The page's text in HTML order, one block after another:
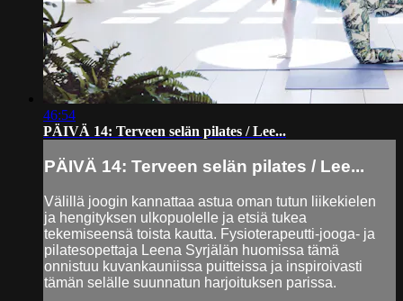
46:54
PÄIVÄ 14: Terveen selän pilates / Lee...
PÄIVÄ 14: Terveen selän pilates / Lee...
Välillä joogin kannattaa astua oman tutun liikekielen
ja hengityksen ulkopuolelle ja etsiä tukea
tekemiseensä toista kautta. Fysioterapeutti-jooga- ja
pilatesopettaja Leena Syrjälän huomissa tämä
onnistuu kuvankauniissa puitteissa ja inspiroivasti
tämän selälle suunnatun harjoituksen parissa.